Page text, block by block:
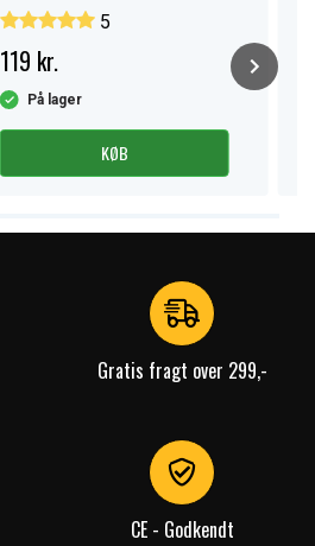
5
119 kr.
På lager
KØB
Gratis fragt over 299,-
CE - Godkendt